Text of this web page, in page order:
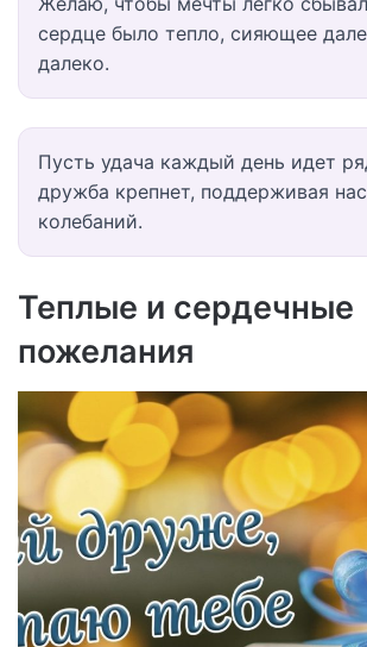
сердце было тепло, сияющее
далеко.
Пусть удача каждый день идет
дружба крепнет, поддерживая
колебаний.
Теплые и сердечные
пожелания